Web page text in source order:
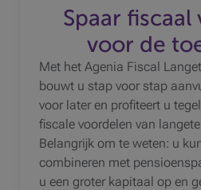
Spaar
voor de
Met het Agenia Fiscal
bouwt u stap voor stap
voor later en profiteert u
fiscale voordelen van
Belangrijk om te weten: u
combineren met
u een groter kapitaal op en